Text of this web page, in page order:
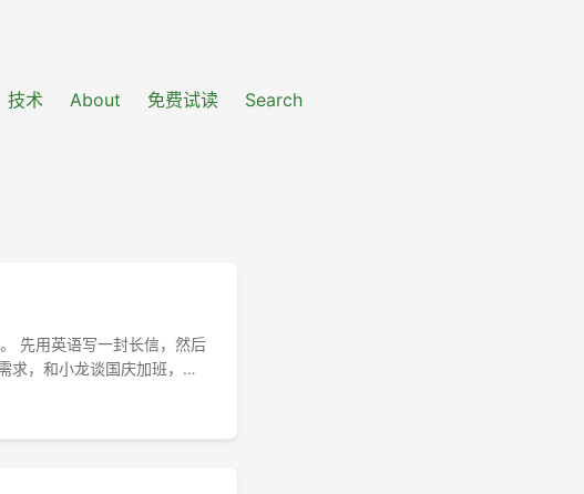
技术 About 免费试读 Search
先用英语写一封长信，然后
，和小龙谈国庆加班，向
规划他的工作内容… 明天又